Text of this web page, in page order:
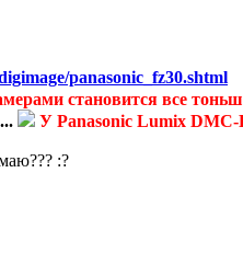
panasonic_fz30.shtml
становится все
... У Panasonic Lumix DMC-
:?